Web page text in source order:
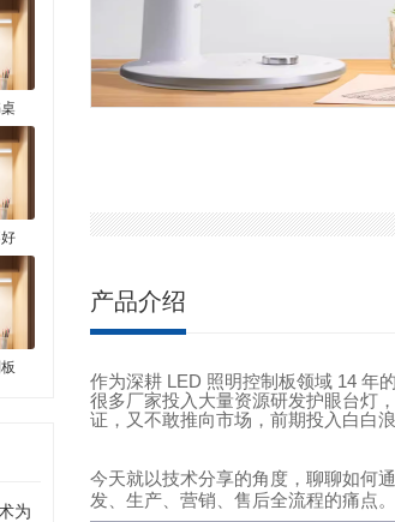
为
产品介绍
作为深耕 LED 照明控制板领域 14 年
很多厂家投入大量资源研发护眼台灯
证，又不敢推向市场，前期投入白白浪
今天就以技术分享的角度，聊聊如何
发、生产、营销、售后全流程的痛点。